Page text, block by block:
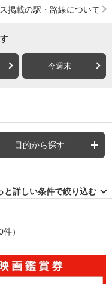
掲載の駅・路線について
今週末
目的から探す
と詳しい条件で絞り込む
）